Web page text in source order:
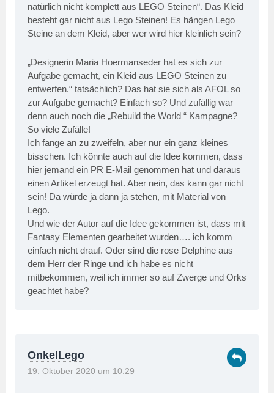
natürlich nicht komplett aus LEGO Steinen“. Das Kleid
besteht gar nicht aus Lego Steinen! Es hängen Lego
Steine an dem Kleid, aber wer wird hier kleinlich sein?
„Designerin Maria Hoermanseder hat es sich zur
Aufgabe gemacht, ein Kleid aus LEGO Steinen zu
entwerfen.“ tatsächlich? Das hat sie sich als AFOL so
zur Aufgabe gemacht? Einfach so? Und zufällig war
denn auch noch die „Rebuild the World “ Kampagne?
So viele Zufälle!
Ich fange an zu zweifeln, aber nur ein ganz kleines
bisschen. Ich könnte auch auf die Idee kommen, dass
hier jemand ein PR E-Mail genommen hat und daraus
einen Artikel erzeugt hat. Aber nein, das kann gar nicht
sein! Da würde ja dann ja stehen, mit Material von
Lego.
Und wie der Autor auf die Idee gekommen ist, dass mit
Fantasy Elementen gearbeitet wurden…. ich komm
einfach nicht drauf. Oder sind die rose Delphine aus
dem Herr der Ringe und ich habe es nicht
mitbekommen, weil ich immer so auf Zwerge und Orks
geachtet habe?
OnkelLego
19. Oktober 2020 um 10:29